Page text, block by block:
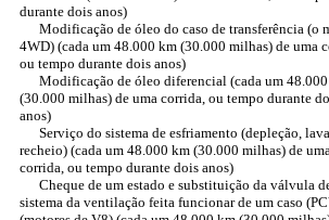
durante dois anos)
Modificação de óleo do caso de transferência (o
4WD) (cada um 48.000 km (30.000 milhas) de uma
ou tempo durante dois anos)
Modificação de óleo diferencial (cada um
(30.000 milhas) de uma corrida, ou tempo durante
anos)
Serviço do sistema de esfriamento (depleção,
recheio) (cada um 48.000 km (30.000 milhas) de
corrida, ou tempo durante dois anos)
Cheque de um estado e substituição da válvula
sistema da ventilação feita funcionar de um caso